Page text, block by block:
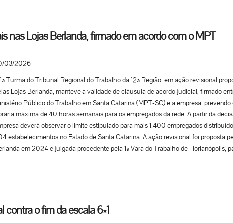
que encarou a estrada e dedicou seu tempo e energia para estar em
por mais direitos para a classe...
nas Lojas Berlanda, firmado em acordo com o MPT
03/2026
Turma do Tribunal Regional do Trabalho da 12ª Região, em ação revisional
Lojas Berlanda, manteve a validade de cláusula de acordo judicial, firmado
Público do Trabalho em Santa Catarina (MPT-SC) e a empresa, prevendo
máxima de 40 horas semanais para os empregados da rede. A partir da
deverá observar o limite estipulado para mais 1.400 empregados
estabelecimentos no Estado de Santa Catarina. A ação revisional foi proposta
em 2024 e julgada procedente pela 1ª Vara do Trabalho de Florianópolis,
MPT para revogar a determinação de tornar sem efeitos a cláusula 2ª do acordo
contra o fim da escala 6×1